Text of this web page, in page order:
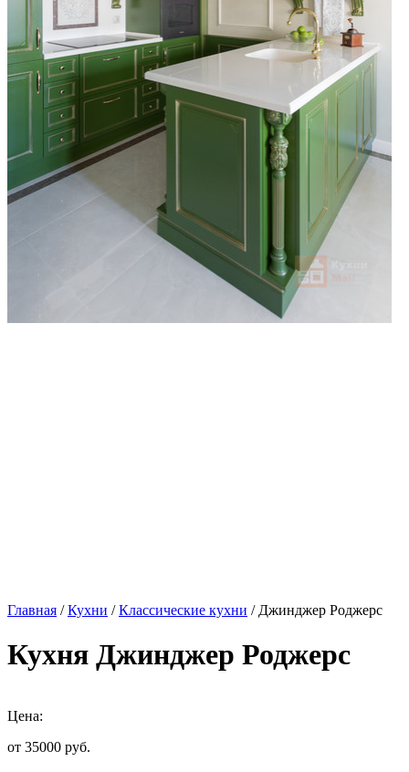
Главная /Кухни /Классические кухни / Джинджер Роджерс
Кухня Джинджер Роджерс
Цена:
от 35000 руб.